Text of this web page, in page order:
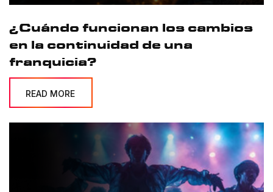
¿Cuándo funcionan los cambios
en la continuidad de una
franquicia?
READ MORE